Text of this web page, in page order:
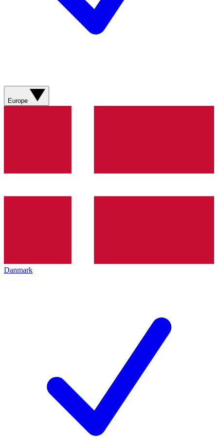
Europe
Danmark